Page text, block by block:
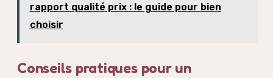
rapport qualité prix : le guide pour bien
choisir
Conseils pratiques pour un